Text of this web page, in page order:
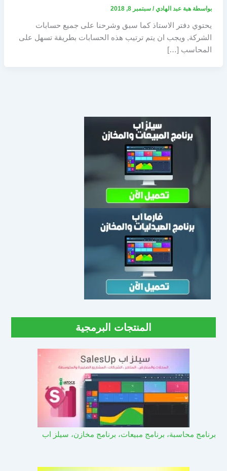
بواسطة هبة عبد الهادي/ سبتمبر 8, 2018
يحتوي دفتر الاستاذ كما سبق وشرحنا على جميع حسابات
الشركة, ويجب ان يتم ترتيب هذه الحسابات بطريقة تسهل على
المحاسب […]
المنتجات البرمجية
برنامج محاسبة، برنامج مبيعات، برنامج مخازن، سيلز اب